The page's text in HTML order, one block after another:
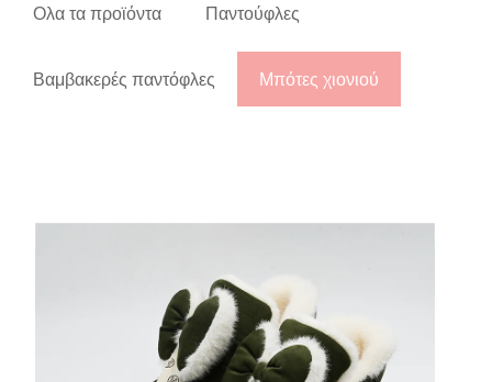
Ολα τα προϊόντα Παντούφλες
Βαμβακερές παντόφλες Μπότες χιονιού